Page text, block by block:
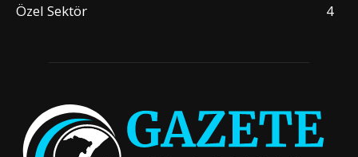
Özel Sektör
4